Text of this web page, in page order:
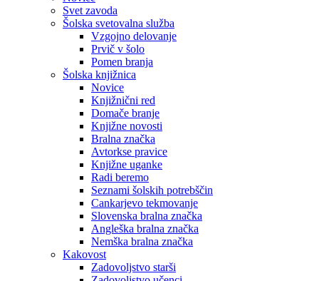
Svet zavoda
Šolska svetovalna služba
Vzgojno delovanje
Prvič v šolo
Pomen branja
Šolska knjižnica
Novice
Knjižnični red
Domače branje
Knjižne novosti
Bralna značka
Avtorkse pravice
Knjižne uganke
Radi beremo
Seznami šolskih potrebščin
Cankarjevo tekmovanje
Slovenska bralna značka
Angleška bralna značka
Nemška bralna značka
Kakovost
Zadovoljstvo starši